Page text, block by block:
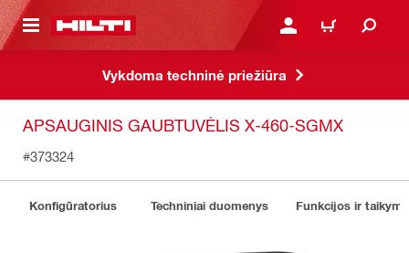
TURINIO PRISIJUNGTI ARBA
PIRKINIŲ
Vykdoma techninė priežiūra
APSAUGINIS GAUBTUVĖLIS X-460-SGMX
#373324
Konfigūratorius Techniniai duomenys Funkcijos ir